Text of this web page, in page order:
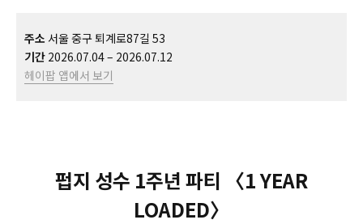
주소 서울 중구 퇴계로87길 53
기간 2026.07.04 – 2026.07.12
헤이팝 앱에서 보기
펍지 성수 1주년 파티 〈1 YEAR
LOADED〉